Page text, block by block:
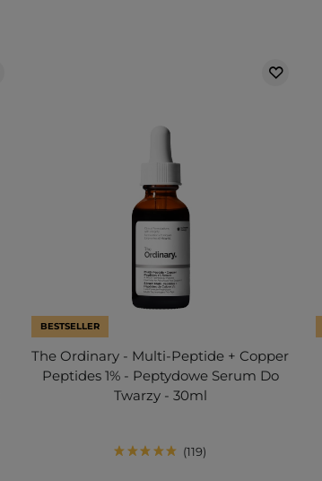
BESTSELLER
The Ordinary - Multi-Peptide + Copper
Peptides 1% - Peptydowe Serum Do
Twarzy - 30ml
119